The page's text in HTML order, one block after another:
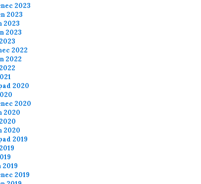
2023
2023
2023
2023
2022
2022
2020
2020
2020
2020
2019
2019
2019